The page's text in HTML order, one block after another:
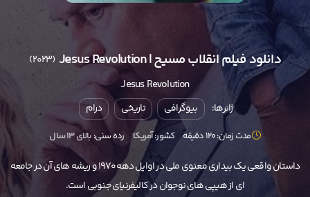
دانلود فیلم انقلاب مسیح | Jesus Revolution (2023)
Jesus Revolution
ژانرها: بیوگرافی تاریخی درام
مدت زمان: 120 دقیقه کشور:آمریکا رده سنی: بالای ۱۳ سال
داستان واقعی یک بیداری معنوی ملی در اوایل دهه 1970 و ریشه های آن در جامعه
ای از هیپی های نوجوان در کالیفرنیای جنوبی است.